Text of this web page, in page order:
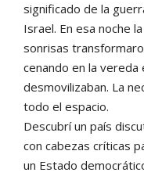
significado de la
Israel. En esa noche
sonrisas
cenando en la
desmovilizaban. La
todo el espacio.
Descubrí un país
con cabezas críticas
un Estado